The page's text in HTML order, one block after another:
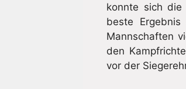
konnte sich
beste
Mannschaften
den
vor der